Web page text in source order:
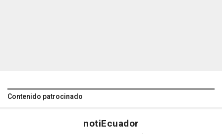
Contenido patrocinado
notiEcuador